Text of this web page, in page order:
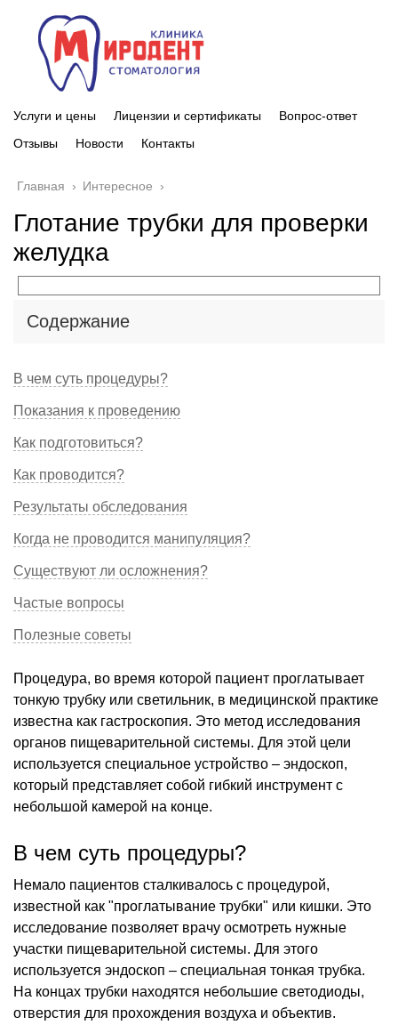
Услуги и цены Лицензии и сертификаты
Вопрос-ответ
Отзывы
Новости Контакты
Главная › Интересное ›
Глотание трубки для проверки
желудка
Содержание
В чем суть процедуры?
Показания к проведению
Как подготовиться?
Как проводится?
Результаты обследования
Когда не проводится манипуляция?
Существуют ли осложнения?
Частые вопросы
Полезные советы
Процедура, во время которой пациент проглатывает
тонкую трубку или светильник, в медицинской практике
известна как гастроскопия. Это метод исследования
органов пищеварительной системы. Для этой цели
используется специальное устройство – эндоскоп,
который представляет собой гибкий инструмент с
небольшой камерой на конце.
В чем суть процедуры?
Немало пациентов сталкивалось с процедурой,
известной как "проглатывание трубки" или кишки. Это
исследование позволяет врачу осмотреть нужные
участки пищеварительной системы. Для этого
используется эндоскоп – специальная тонкая трубка.
На концах трубки находятся небольшие светодиоды,
отверстия для прохождения воздуха и объектив.